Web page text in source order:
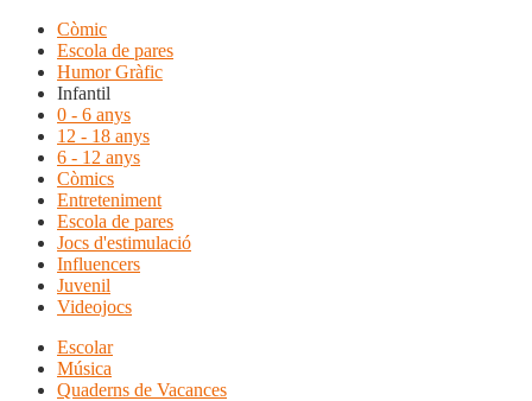
Còmic
Escola de pares
Humor Gràfic
Infantil
0 - 6 anys
12 - 18 anys
6 - 12 anys
Còmics
Entreteniment
Escola de pares
Jocs d'estimulació
Influencers
Juvenil
Videojocs
Escolar
Música
Quaderns de Vacances